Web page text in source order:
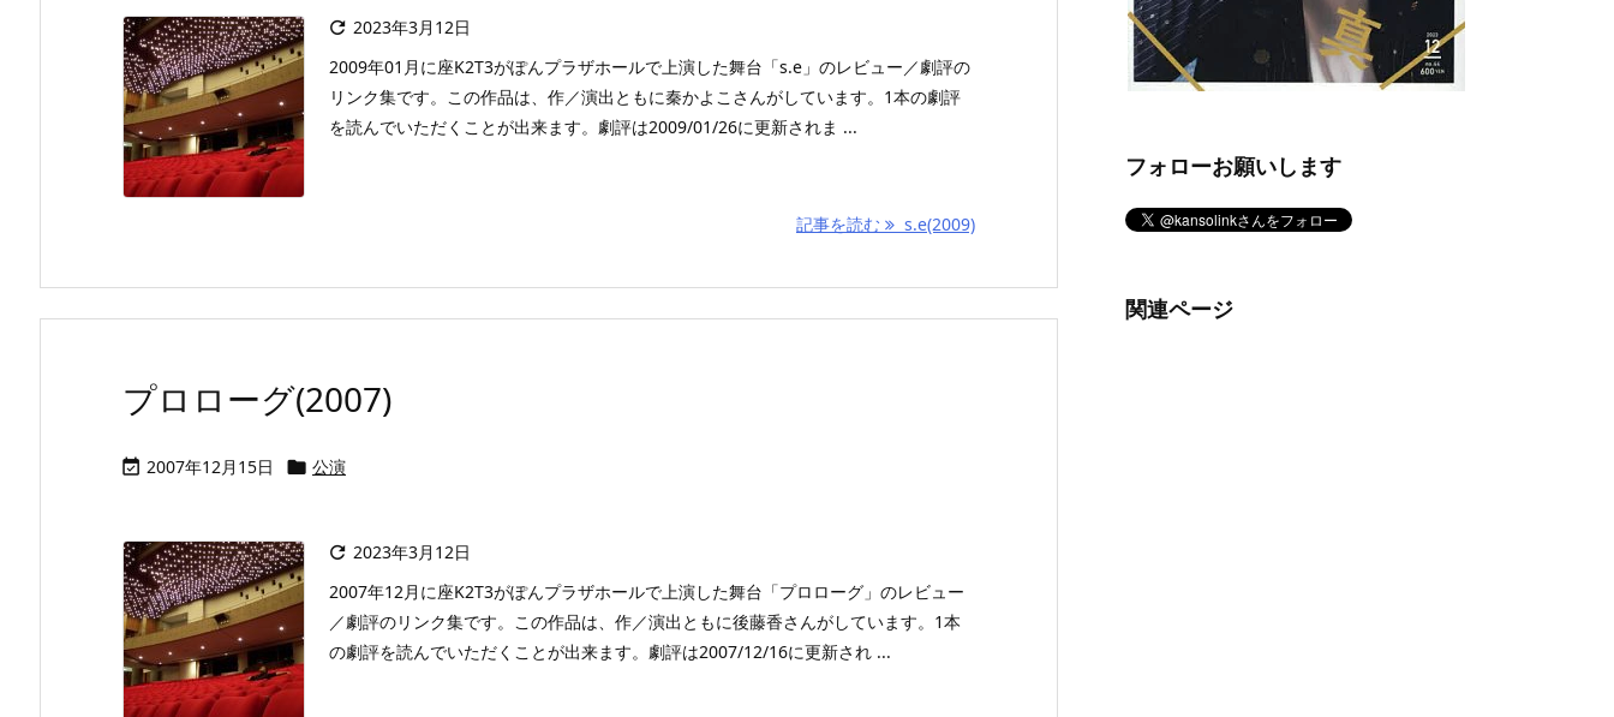
 2023年3月12日
2009年01月に座K2T3がぽんプラザホールで上演した舞台「s.e」のレビュー／劇評の
リンク集です。この作品は、作／演出ともに秦かよこさんがしています。1本の劇評
を読んでいただくことが出来ます。劇評は2009/01/26に更新されま ...
記事を読む s.e(2009)
プロローグ(2007)
 2007年12月15日  公演
 2023年3月12日
2007年12月に座K2T3がぽんプラザホールで上演した舞台「プロローグ」のレビュー
／劇評のリンク集です。この作品は、作／演出ともに後藤香さんがしています。1本
の劇評を読んでいただくことが出来ます。劇評は2007/12/16に更新され ...
フォローお願いします
関連ページ